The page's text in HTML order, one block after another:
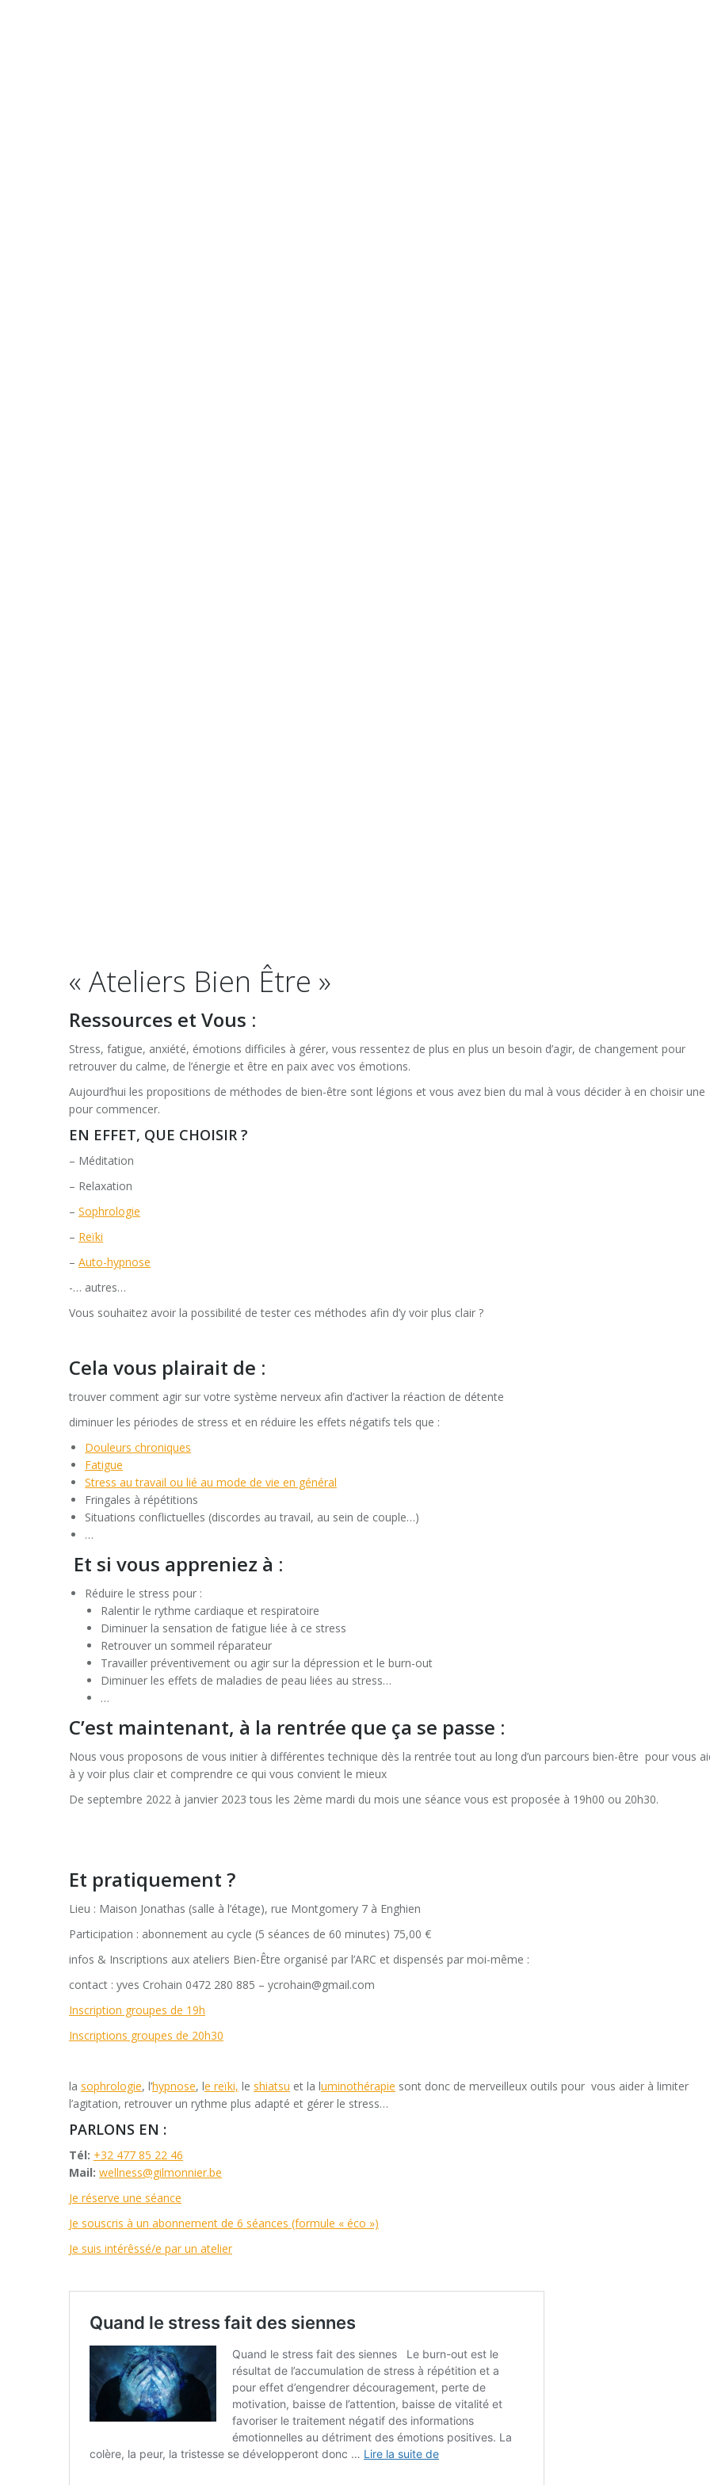
« Ateliers Bien Être »
Ressources et Vous :
Stress, fatigue, anxiété, émotions difficiles à gérer, vous ressentez de plus en plus un besoin d’agir, de changement pour
retrouver du calme, de l’énergie et être en paix avec vos émotions.
Aujourd’hui les propositions de méthodes de bien-être sont légions et vous avez bien du mal à vous décider à en choisir une
pour commencer.
EN EFFET, QUE CHOISIR ?
– Méditation
– Relaxation
– Sophrologie
– Reïki
– Auto-hypnose
-… autres…
Vous souhaitez avoir la possibilité de tester ces méthodes afin d’y voir plus clair ?
Cela vous plairait de :
trouver comment agir sur votre système nerveux afin d’activer la réaction de détente
diminuer les périodes de stress et en réduire les effets négatifs tels que :
Douleurs chroniques
Fatigue
Stress au travail ou lié au mode de vie en général
Fringales à répétitions
Situations conflictuelles (discordes au travail, au sein de couple…)
…
Et si vous appreniez à :
Réduire le stress pour :
Ralentir le rythme cardiaque et respiratoire
Diminuer la sensation de fatigue liée à ce stress
Retrouver un sommeil réparateur
Travailler préventivement ou agir sur la dépression et le burn-out
Diminuer les effets de maladies de peau liées au stress…
…
C’est maintenant, à la rentrée que ça se passe :
Nous vous proposons de vous initier à différentes technique dès la rentrée tout au long d’un parcours bien-être pour vous
à y voir plus clair et comprendre ce qui vous convient le mieux
De septembre 2022 à janvier 2023 tous les 2ème mardi du mois une séance vous est proposée à 19h00 ou 20h30.
Et pratiquement ?
Lieu : Maison Jonathas (salle à l’étage), rue Montgomery 7 à Enghien
Participation : abonnement au cycle (5 séances de 60 minutes) 75,00 €
infos & Inscriptions aux ateliers Bien-Être organisé par l’ARC et dispensés par moi-même :
contact : yves Crohain 0472 280 885 – ycrohain@gmail.com
Inscription groupes de 19h
Inscriptions groupes de 20h30
la sophrologie, l’hypnose, le reïki, le shiatsu et la luminothérapie sont donc de merveilleux outils pour vous aider à limiter
l’agitation, retrouver un rythme plus adapté et gérer le stress…
PARLONS EN :
Tél: +32 477 85 22 46
Mail: wellness@gilmonnier.be
Je réserve une séance
Je souscris à un abonnement de 6 séances (formule « éco »)
Je suis intérêssé/e par un atelier